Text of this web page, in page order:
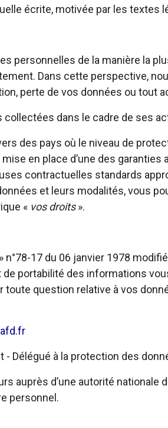
écrite, motivée par les textes
personnelles de la manière la
Dans cette perspective,
perte de vos données ou tout
collectées dans le cadre de ses
des pays où le niveau de
en place d’une des
contractuelles standards
et leurs modalités, vous
« vos droits».
17 du 06 janvier 1978
portabilité des informations
question relative à vos
Délégué à la protection des
auprès d’une autorité
personnel.